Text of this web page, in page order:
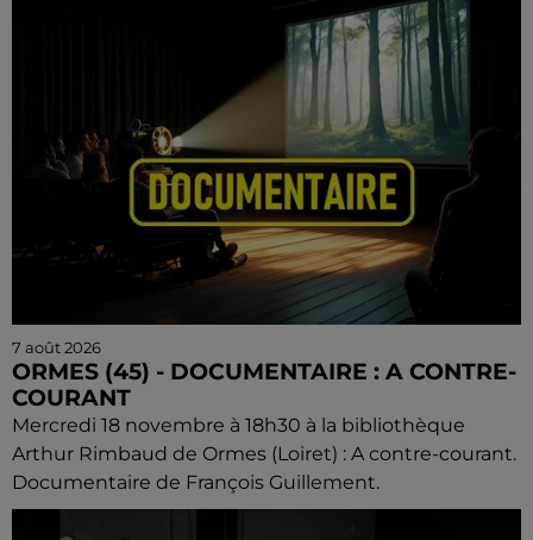
7 août 2026
ORMES (45) - DOCUMENTAIRE : A CONTRE-
COURANT
Mercredi 18 novembre à 18h30 à la bibliothèque
Arthur Rimbaud de Ormes (Loiret) : A contre-courant.
Documentaire de François Guillement.